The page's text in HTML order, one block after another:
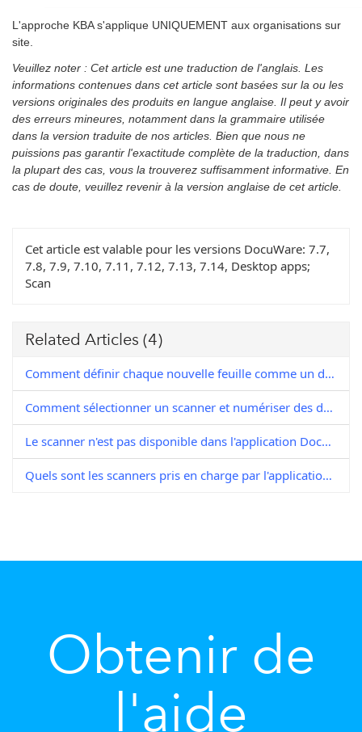
L'approche KBA s'applique UNIQUEMENT aux organisations sur
site.
Veuillez noter : Cet article est une traduction de l'anglais. Les
informations contenues dans cet article sont basées sur la ou les
versions originales des produits en langue anglaise. Il peut y avoir
des erreurs mineures, notamment dans la grammaire utilisée
dans la version traduite de nos articles. Bien que nous ne
puissions pas garantir l'exactitude complète de la traduction, dans
la plupart des cas, vous la trouverez suffisamment informative. En
cas de doute, veuillez revenir à la version anglaise de cet article.
Cet article est valable pour les versions DocuWare: 7.7,
7.8, 7.9, 7.10, 7.11, 7.12, 7.13, 7.14, Desktop apps;
Scan
Related Articles (4)
Comment définir chaque nouvelle feuille comme un document lors de l'utilisation de DocuWare Scan ?
Comment sélectionner un scanner et numériser des documents dans les DocuWare Desktop Apps ?
Le scanner n'est pas disponible dans l'application DocuWare Scan
Quels sont les scanners pris en charge par l'application DocuWare Desktop Scan ?
Obtenir de
l'aide